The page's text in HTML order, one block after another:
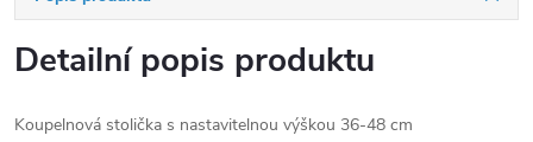
Detailní popis produktu
Koupelnová stolička s nastavitelnou výškou 36-48 cm